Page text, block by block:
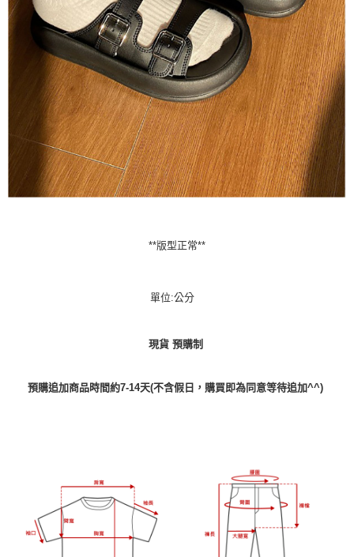
**版型正常**
單位:公分
現貨 預購制
預購追加商品時間約7-14天(不含假日，購買即為同意等待追加^^)